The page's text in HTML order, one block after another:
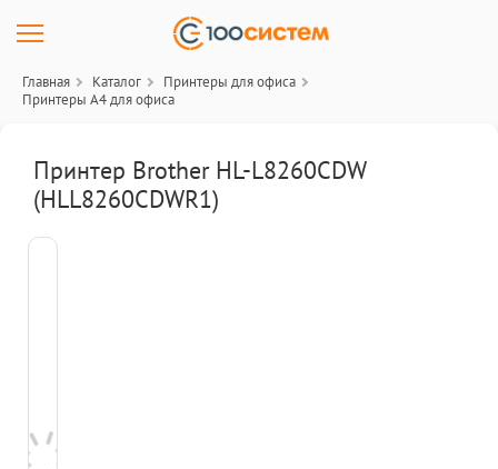
Главная Каталог
Принтеры для офиса
Принтеры A4 для офиса
Принтер Brother HL-L8260CDW
(HLL8260CDWR1)